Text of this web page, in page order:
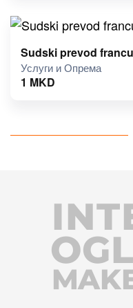
Sudski prevod
Услуги и Опрема
1 MKD